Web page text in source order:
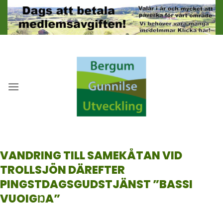
Skip
content
VANDRING TILL SAMEKÅTAN VID
TROLLSJÖN DÄREFTER
PINGSTDAGSGUDSTJÄNST ”BASSI
VUOIGŊA”